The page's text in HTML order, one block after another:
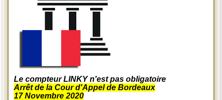
Le compteur LINKY n'est pas obligatoire
Arrêt de la Cour d'Appel de Bordeaux
17 Novembre 2020